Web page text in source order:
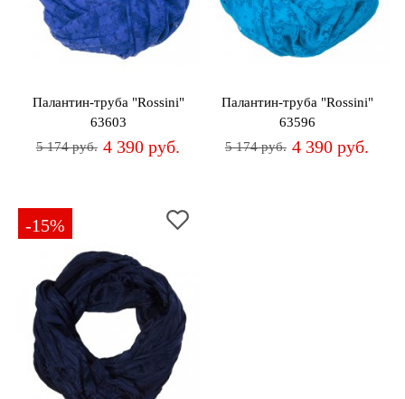
Жакеты
Костюмы
Топы
футболки
Туники
Юбки
Одежда
Брошки
Заколки
украшения
Новинки
Зажимы
Распродажа
Палантин-труба "Rossini"
63603
5 174 руб. 4 390 руб.
Палантин-труба "Rossini"
63596
5 174 руб. 4 390 руб.
-15%